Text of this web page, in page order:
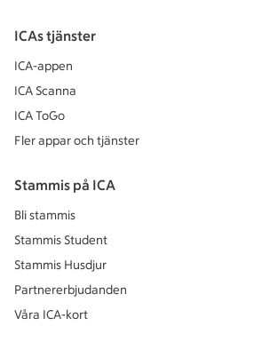
ICAs tjänster
ICA-appen
ICA Scanna
ICA ToGo
Fler appar och tjänster
Stammis på ICA
Bli stammis
Stammis Student
Stammis Husdjur
Partnererbjudanden
Våra ICA-kort